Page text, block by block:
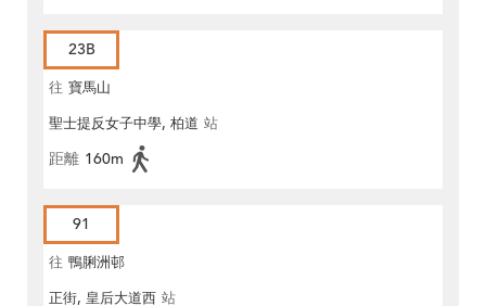
23B
往 寶馬山
聖士提反女子中學, 柏道 站
距離 160m
91
往 鴨脷洲邨
正街, 皇后大道西 站